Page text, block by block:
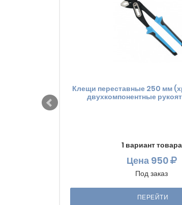
Клещи переставные 250 мм
двухкомпонентные
1 вариант товара
Цена950
Под заказ
ПЕРЕЙТИ